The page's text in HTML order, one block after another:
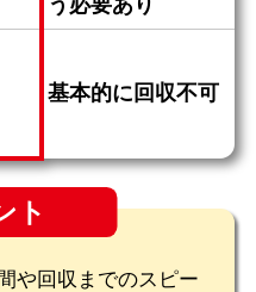
基本的に回収不可
ト
や回収までのスピー